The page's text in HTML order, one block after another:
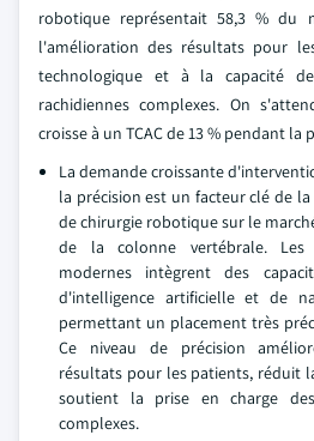
robotique représentait 58,3 % du
l'amélioration des résultats pour
technologique et à la capacité
rachidiennes complexes. On
croisse à un TCAC de 13 % pendant la
La demande croissante
la précision est un facteur clé de
de chirurgie robotique sur le
de la colonne vertébrale. Les
modernes intègrent des
d'intelligence artificielle et de
permettant un placement très
Ce niveau de précision
résultats pour les patients, réduit
soutient la prise en charge
complexes.